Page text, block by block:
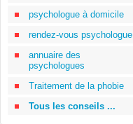
psychologue à domicile
rendez-vous psychologue
annuaire des
psychologues
Traitement de la phobie
Tous les conseils ...